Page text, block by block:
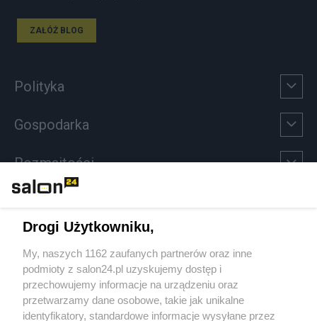
ZAŁÓŻ BLOG
Polityka
Gospodarka
Rozmaitości
Sport
Społeczeństwo
Kultura
Drogi Użytkowniku,
My, naszych 1162 zaufanych partnerów oraz inne
podmioty z salon24.pl uzyskujemy dostęp i
przechowujemy informacje na urządzeniu oraz
przetwarzamy dane osobowe, takie jak unikalne
identyfikatory, standardowe informacje wysyłane przez